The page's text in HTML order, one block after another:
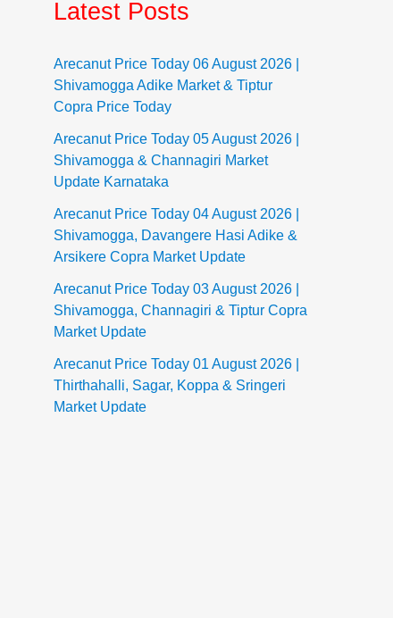
Latest Posts
Arecanut Price Today 06 August 2026 |
Shivamogga Adike Market & Tiptur
Copra Price Today
Arecanut Price Today 05 August 2026 |
Shivamogga & Channagiri Market
Update Karnataka
Arecanut Price Today 04 August 2026 |
Shivamogga, Davangere Hasi Adike &
Arsikere Copra Market Update
Arecanut Price Today 03 August 2026 |
Shivamogga, Channagiri & Tiptur Copra
Market Update
Arecanut Price Today 01 August 2026 |
Thirthahalli, Sagar, Koppa & Sringeri
Market Update